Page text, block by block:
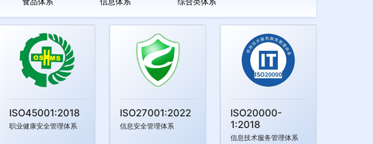
ISO45001:2018
职业健康安全管理体系
ISO27001:2022
信息安全管理体系
ISO20000-
1:2018
信息技术服务管理体系